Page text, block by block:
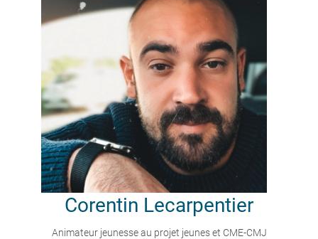
Corentin Lecarpentier
Animateur jeunesse au projet jeunes et CME-CMJ